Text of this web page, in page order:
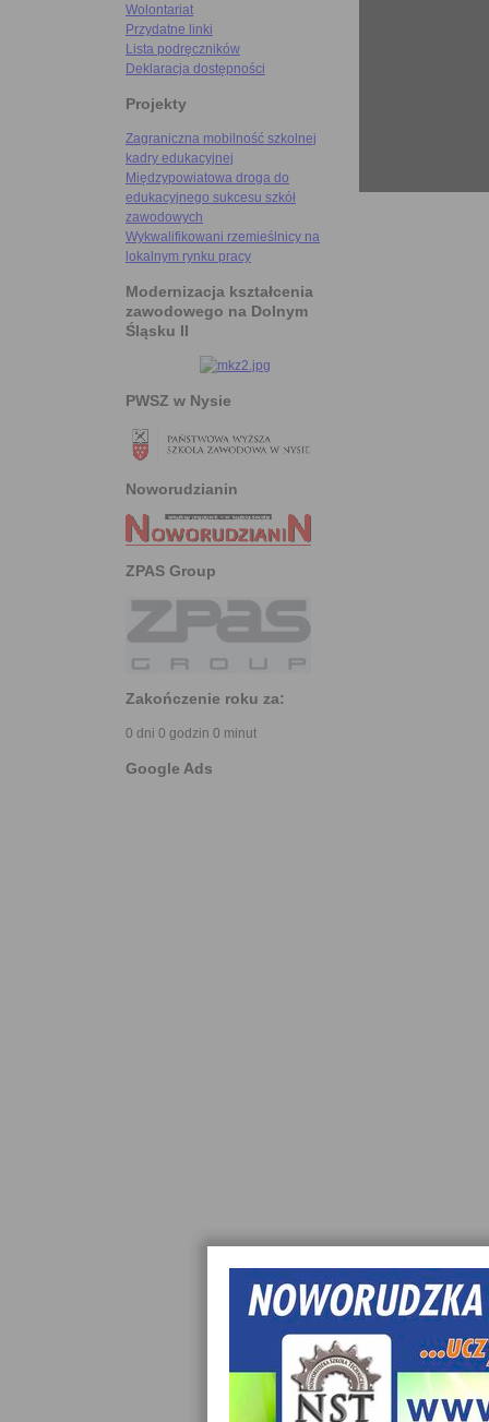
Wolontariat
Przydatne linki
Lista podręczników
Deklaracja dostępności
Projekty
Zagraniczna mobilność szkolnej
kadry edukacyjnej
Międzypowiatowa droga do
edukacyjnego sukcesu szkół
zawodowych
Wykwalifikowani rzemieślnicy na
lokalnym rynku pracy
Modernizacja kształcenia
zawodowego na Dolnym
Śląsku II
PWSZ w Nysie
Noworudzianin
ZPAS Group
Zakończenie roku za:
0 dni 0 godzin 0 minut
Google Ads